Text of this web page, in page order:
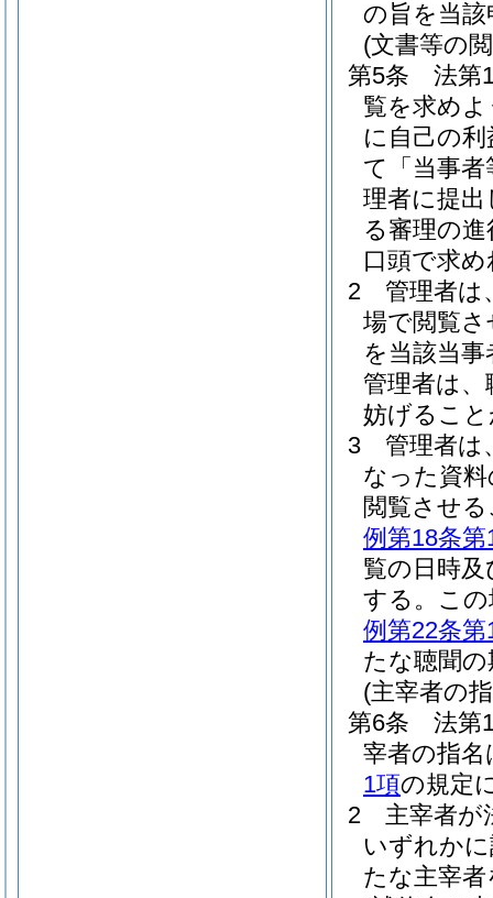
の旨を当
(文書等の
第5条
法第
覧を求め
に自己の
て「当事
理者に提
る審理の
口頭で求
2
管理者は
場で閲覧
を当該当
管理者は
妨げるこ
3
管理者は
なった資
閲覧させ
例第18条
覧の日時
する。 こ
例第22条第
たな聴聞
(主宰者の
第6条
法第
宰者の指名
1項の規定
2
主宰者が
いずれか
たな主宰